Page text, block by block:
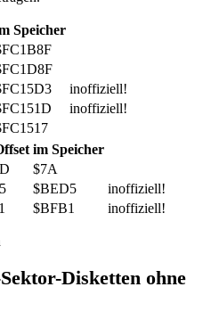
Speicher
inoffiziell!
inoffiziell!
im Speicher
$7A
$BED5
inoffiziell!
$BFB1 inoffiziell!
Disketten ohne